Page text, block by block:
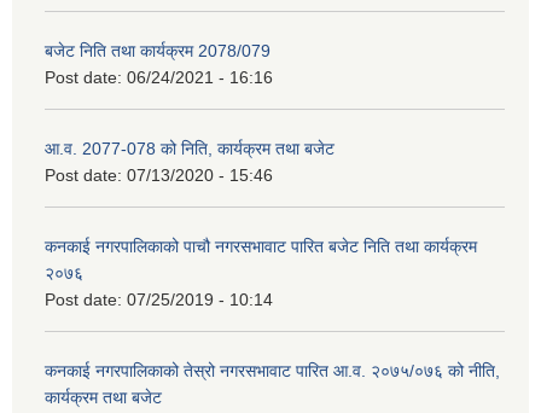
बजेट निति तथा कार्यक्रम 2078/079
Post date: 06/24/2021 - 16:16
आ.व. 2077-078 को निति, कार्यक्रम तथा बजेट
Post date: 07/13/2020 - 15:46
कनकाई नगरपालिकाको पाचौ नगरसभावाट पारित बजेट निति तथा कार्यक्रम
२०७६
Post date: 07/25/2019 - 10:14
कनकाई नगरपालिकाको तेस्रो नगरसभावाट पारित आ.व. २०७५/०७६ को नीति,
कार्यक्रम तथा बजेट